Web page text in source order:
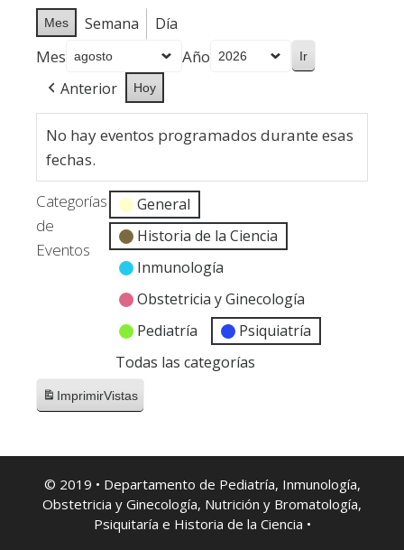
Mes Semana Día
Mes Año
Anterior Hoy
No hay eventos programados durante esas
fechas.
Categorías
de
Eventos
General
Historia de la Ciencia
Inmunología
Obstetricia y Ginecología
Pediatría
Psiquiatría
Todas las categorías
ImprimirVistas
© 2019 • Departamento de Pediatría, Inmunología,
Obstetricia y Ginecología, Nutrición y Bromatología,
Psiquitaría e Historia de la Ciencia •